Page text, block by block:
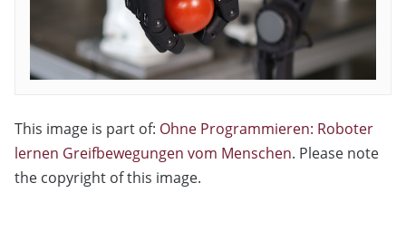
This image is part of: Ohne Programmieren: Roboter
lernen Greifbewegungen vom Menschen. Please note
the copyright of this image.